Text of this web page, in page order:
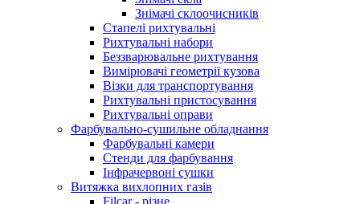
Знімачі склоочисників
Стапелі рихтувальні
Рихтувальні набори
Беззварювальне рихтування
Вимірювачі геометрії кузова
Візки для транспортування
Рихтувальні пристосування
Рихтувальні оправи
Фарбувально-сушильне обладнання
Фарбувальні камери
Стенди для фарбування
Інфрачервоні сушки
Витяжка вихлопних газів
Filcar - різне